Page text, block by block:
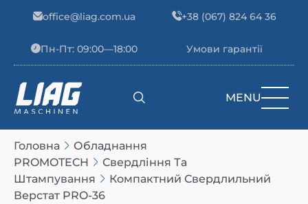
office@liag.com.ua +38 (067) 824 64 36
Пн-Пт: 09:00—18:00 Умови гарантії
Main Navigation MENU
Головна
Обладнання
PROMOTECH
Свердління Та
Штампування
Компактний Свердлильний
Верстат PRO-36